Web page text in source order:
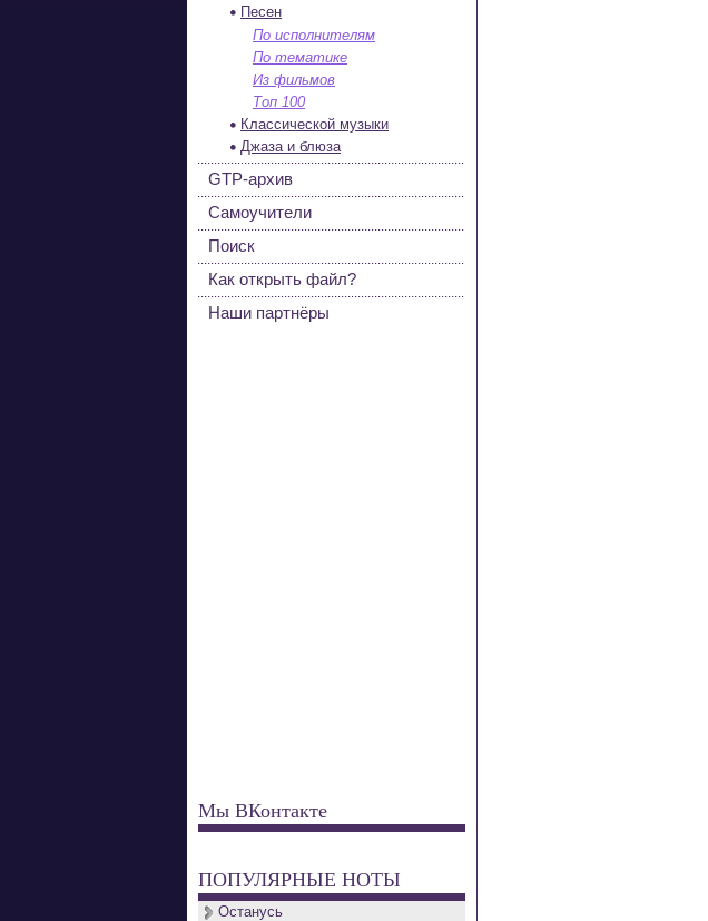
Песен
По исполнителям
По тематике
Из фильмов
Топ 100
Классической музыки
Джаза и блюза
GTP-архив
Самоучители
Поиск
Как открыть файл?
Наши партнёры
Мы ВКонтакте
ПОПУЛЯРНЫЕ НОТЫ
Останусь